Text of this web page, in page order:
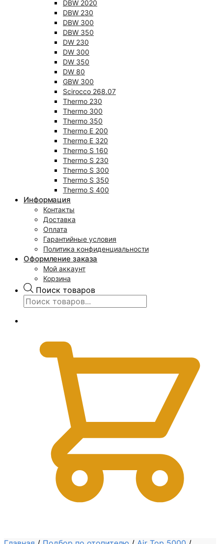
DBW 2020
DBW 230
DBW 300
DBW 350
DW 230
DW 300
DW 350
DW 80
GBW 300
Scirocco 268.07
Thermo 230
Thermo 300
Thermo 350
Thermo E 200
Thermo E 320
Thermo S 160
Thermo S 230
Thermo S 300
Thermo S 350
Thermo S 400
Информация
Контакты
Доставка
Оплата
Гарантийные условия
Политика конфиденциальности
Оформление заказа
Мой аккаунт
Корзина
Поиск товаров